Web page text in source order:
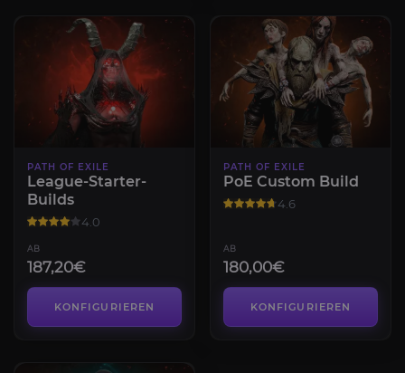
PATH OF EXILE
League-Starter-
Builds
4.0
AB
187,20€
KONFIGURIEREN
PATH OF EXILE
PoE Custom Build
4.6
AB
180,00€
KONFIGURIEREN